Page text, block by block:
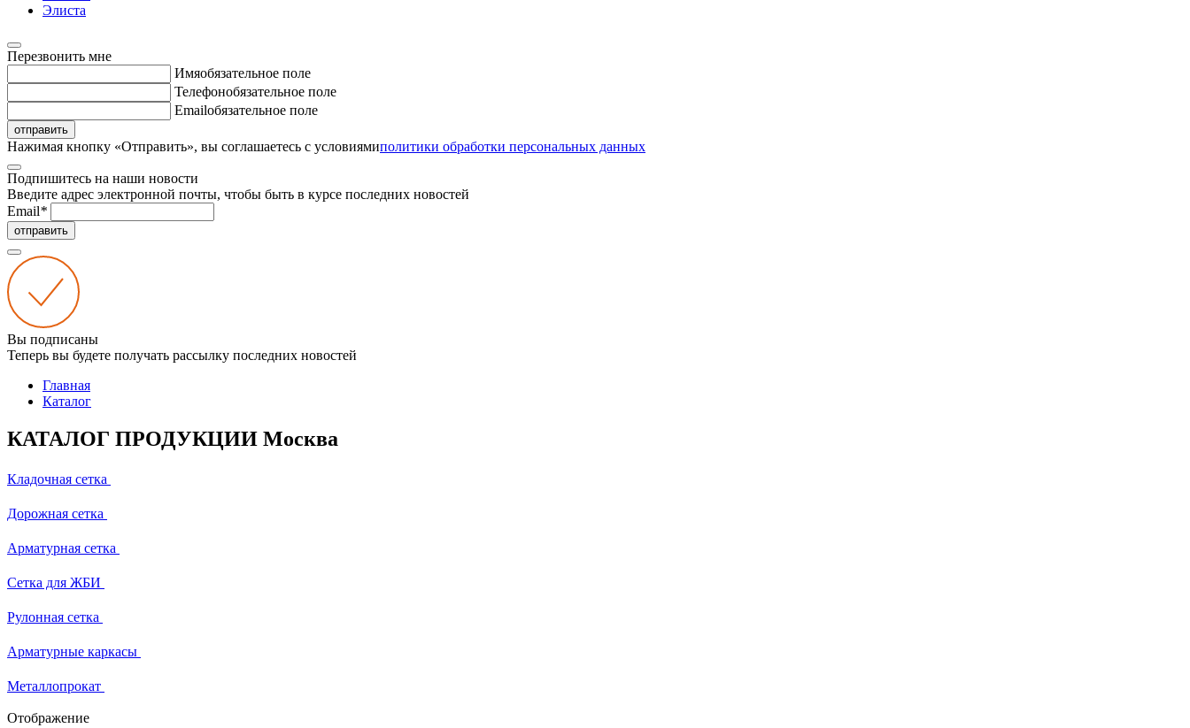
Элиста
Перезвонить мне
Имяобязательное поле
Телефонобязательное поле
Emailобязательное поле
отправить
Нажимая кнопку «Отправить», вы соглашаетесь с условиямиполитики обработки персональных данных
Подпишитесь на наши новости
Введите адрес электронной почты, чтобы быть в курсе последних новостей
Email*
отправить
Вы подписаны
Теперь вы будете получать рассылку последних новостей
Главная
Каталог
КАТАЛОГ ПРОДУКЦИИ Москва
Кладочная сетка
Дорожная сетка
Арматурная сетка
Сетка для ЖБИ
Рулонная сетка
Арматурные каркасы
Металлопрокат
Отображение